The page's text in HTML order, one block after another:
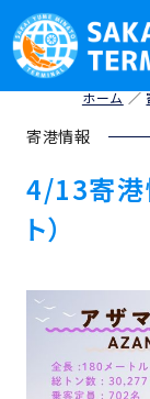
ホーム
寄港情報
4/13寄港
ト）